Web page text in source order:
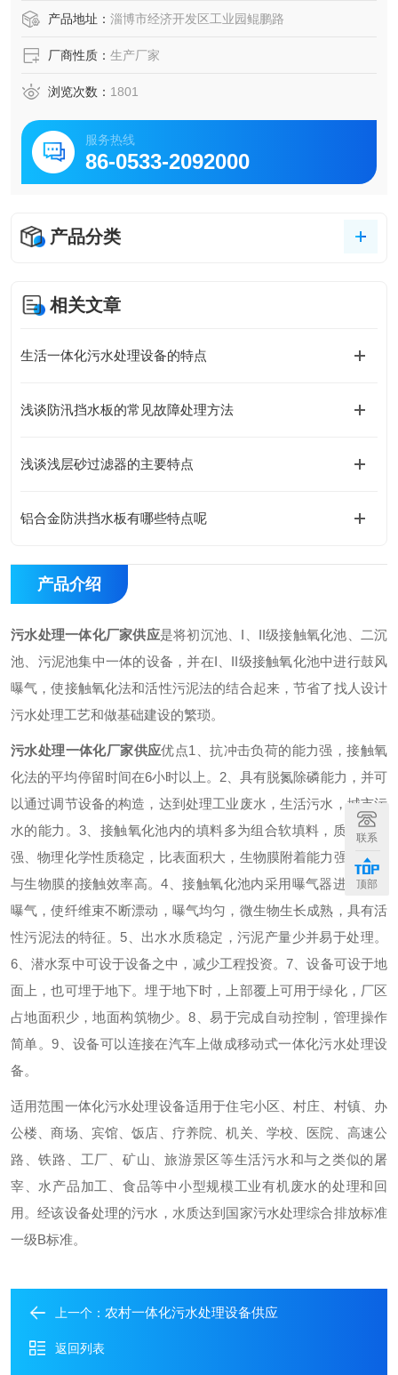
产品地址： 淄博市经济开发区工业园鲲鹏路
厂商性质： 生产厂家
浏览次数： 1801
服务热线
86-0533-2092000
产品分类
相关文章
生活一体化污水处理设备的特点
浅谈防汛挡水板的常见故障处理方法
浅谈浅层砂过滤器的主要特点
铝合金防洪挡水板有哪些特点呢
产品介绍
污水处理一体化厂家供应是将初沉池、I、II级接触氧化池、二沉
池、污泥池集中一体的设备，并在I、II级接触氧化池中进行鼓风
曝气，使接触氧化法和活性污泥法的结合起来，节省了找人设计
污水处理工艺和做基础建设的繁琐。
污水处理一体化厂家供应优点1、抗冲击负荷的能力强，接触氧
化法的平均停留时间在6小时以上。 2、具有脱氮除磷能力，并可
以通过调节设备的构造，达到处理工业废水，生活污水，城市污
水的能力。3、接触氧化池内的填料多为组合软填料，质轻、高
强、物理化学性质稳定，比表面积大，生物膜附着能力强，污水
与生物膜的接触效率高。4、接触氧化池内采用曝气器进行鼓风
曝气，使纤维束不断漂动，曝气均匀，微生物生长成熟，具有活
性污泥法的特征。 5、出水水质稳定，污泥产量少并易于处理。
6、潜水泵中可设于设备之中，减少工程投资。7、设备可设于地
面上，也可埋于地下。埋于地下时，上部覆上可用于绿化，厂区
占地面积少，地面构筑物少。8、易于完成自动控制，管理操作
简单。9、设备可以连接在汽车上做成移动式一体化污水处理设
备。
适用范围 一体化污水处理设备适用于住宅小区、村庄、村镇、办
公楼、商场、宾馆、饭店、疗养院、机关、学校、医院、高速公
路、铁路、工厂、矿山、旅游景区等生活污水和与之类似的屠
宰、水产品加工、食品等中小型规模工业有机废水的处理和回
用。经该设备处理的污水，水质达到国家污水处理综合排放标准
一级B标准。
上一个： 农村一体化污水处理设备供应
返回列表
联系
顶部